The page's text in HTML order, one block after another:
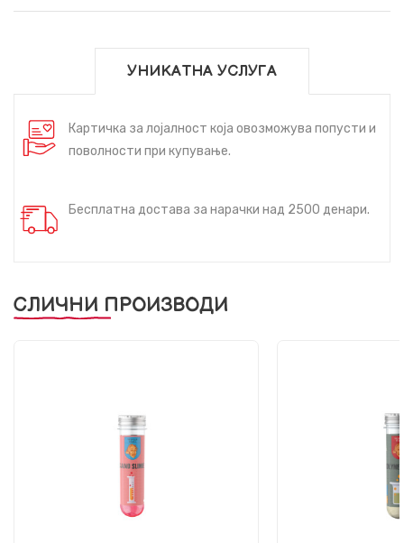
УНИКАТНА УСЛУГА
Картичка за лојалност која овозможува попусти и
поволности при купување.
Бесплатна достава за нарачки над 2500 денари.
СЛИЧНИ ПРОИЗВОДИ